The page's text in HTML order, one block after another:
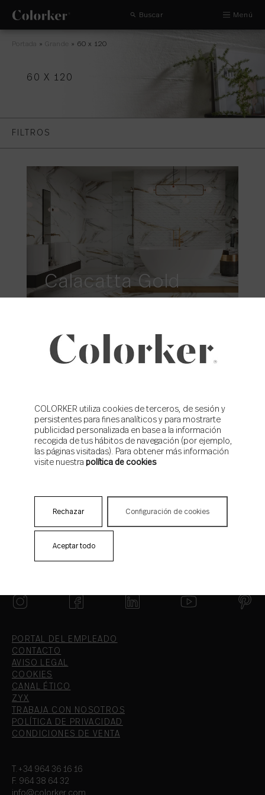
Buscar Menú
Portada » Grande » 60 x 120
60 X 120
FILTROS
Calacatta Gold
Sky
PORTAL DEL EMPLEADO
CONTACTO
AVISO LEGAL
COOKIES
CANAL ÉTICO
ZYX
TRABAJA CON NOSOTROS
POLÍTICA DE PRIVACIDAD
CONDICIONES DE VENTA
T.+34 964 36 16 16
F. 964 38 64 32
info@colorker.com
COLORKER utiliza cookies de terceros, de sesión y
persistentes para fines analíticos y para mostrarte
publicidad personalizada en base a la información
recogida de tus hábitos de navegación (por ejemplo,
las páginas visitadas). Para obtener más información
visite nuestra política de cookies
Aceptar todo
Rechazar Configuración de cookies